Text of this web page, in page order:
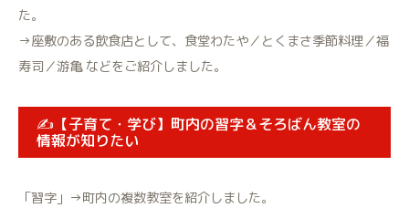
た。
→座敷のある飲食店として、食堂わたや／とくまさ季節料理／福
寿司／游亀 などをご紹介しました。
✍️【子育て・学び】町内の習字＆そろばん教室の
情報が知りたい
「習字」→町内の複数教室を紹介しました。